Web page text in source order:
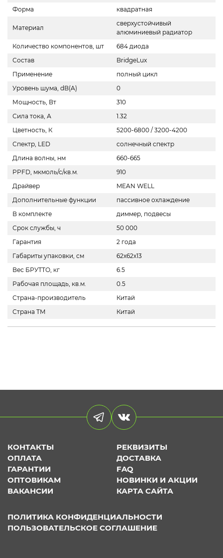
Форма
квадратная
Материал
сверхустойчивый
алюминиевый радиатор
Количество компонентов, шт
684 диода
Состав
BridgeLux
Применение
полный цикл
Уровень шума, dB(A)
0
Мощность, Вт
310
Сила тока, А
1.32
Цветность, К
5200-6800 / 3200-4200
Спектр, LED
солнечный спектр
Длина волны, нм
660-665
PPFD, мкмоль/с/кв.м.
910
Драйвер
MEAN WELL
Дополнительные функции
пассивное охлаждение
В комплекте
диммер, подвесы
Срок службы, ч
50 000
Гарантия
2 года
Габариты упаковки, см
62x62x13
Вес БРУТТО, кг
6.5
Рабочая площадь, кв.м.
0.5
Страна-производитель
Китай
Страна ТМ
Китай
КОНТАКТЫ
РЕКВИЗИТЫ
ОПЛАТА
ДОСТАВКА
ГАРАНТИИ
FAQ
ОПТОВИКАМ
НОВИНКИ И АКЦИИ
ВАКАНСИИ
КАРТА САЙТА
ПОЛИТИКА КОНФИДЕНЦИАЛЬНОСТИ
ПОЛЬЗОВАТЕЛЬСКОЕ СОГЛАШЕНИЕ